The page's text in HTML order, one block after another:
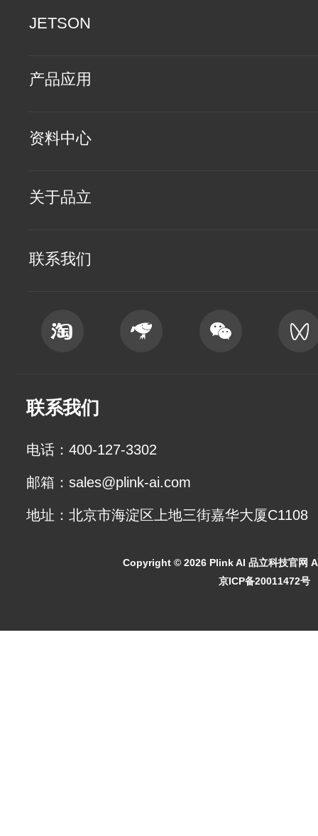
JETSON
产品应用
资料中心
关于品立
联系我们
联系我们
电话：400-127-3302
邮箱：sales@plink-ai.com
地址：北京市海淀区上地三街嘉华大厦C1108
Copyright © 2026 Plink AI 品立科技官网
京ICP备20011472号